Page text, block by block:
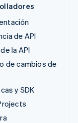
de API
la API
de cambios de
y SDK